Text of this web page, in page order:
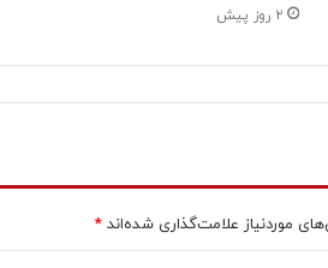
۲ روز پیش
موردنیاز علامت‌گذاری شده‌اند *